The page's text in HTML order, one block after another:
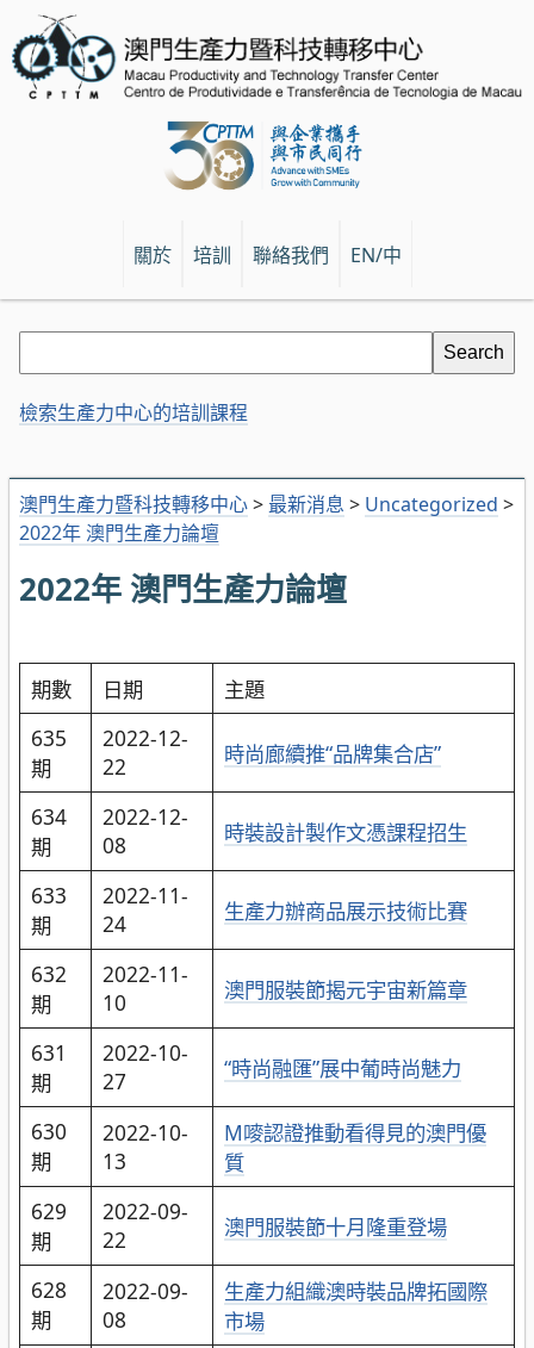
關於 培訓 聯絡我們 EN/中
澳門生產力暨科技轉移中心> 最新消息 > Uncategorized >
2022年 澳門生產力論壇
2022年 澳門生產力論壇
期數 日期
主題
635
期
2022-12-
22
時尚廊續推“品牌集合店”
634
期
2022-12-
08
時裝設計製作文憑課程招生
633
期
2022-11-
24
生產力辦商品展示技術比賽
632
期
2022-11-
10
澳門服裝節揭元宇宙新篇章
631
期
2022-10-
27
“時尚融匯”展中葡時尚魅力
630
期
2022-10-
13
M嘜認證推動看得見的澳門優
質
629
期
2022-09-
22
澳門服裝節十月隆重登場
628
期
2022-09-
08
生產力組織澳時裝品牌拓國際
市場
檢索生產力中心的培訓課程